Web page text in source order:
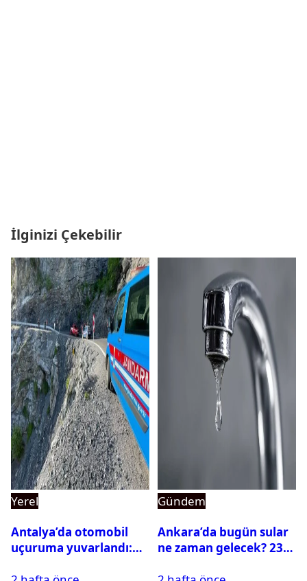
İlginizi Çekebilir
Yerel
Antalya’da otomobil
uçuruma yuvarlandı:
Gündem
Ankara’da bugün sular
ne zaman gelecek? 23